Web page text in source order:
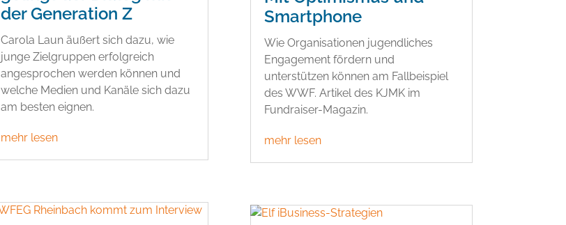
der Generation Z
Carola Laun äußert sich dazu, wie
junge Zielgruppen erfolgreich
angesprochen werden können und
welche Medien und Kanäle sich dazu
am besten eignen.
mehr lesen
Smartphone
Wie Organisationen jugendliches
Engagement fördern und
unterstützen können am Fallbeispiel
des WWF. Artikel des KJMK im
Fundraiser-Magazin.
mehr lesen